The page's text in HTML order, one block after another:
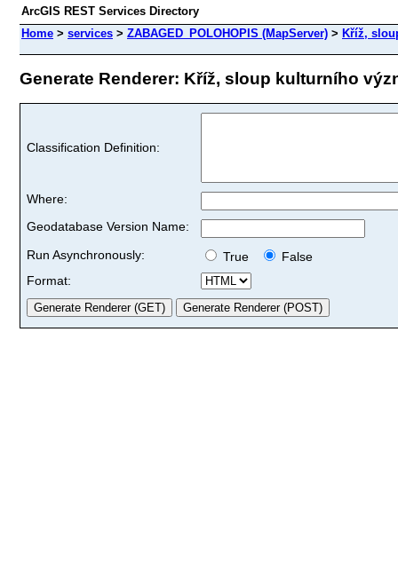
ArcGIS REST Services Directory
Home > services > ZABAGED_POLOHOPIS (MapServer) > Kříž,
Generate Renderer: Kříž, sloup kulturního
Classification Definition:
Where:
Geodatabase Version Name:
Run Asynchronously:
True
False
Format: